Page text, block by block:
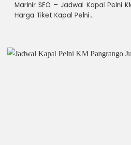
Marinir SEO – Jadwal Kapal Pelni
Harga Tiket Kapal Pelni...